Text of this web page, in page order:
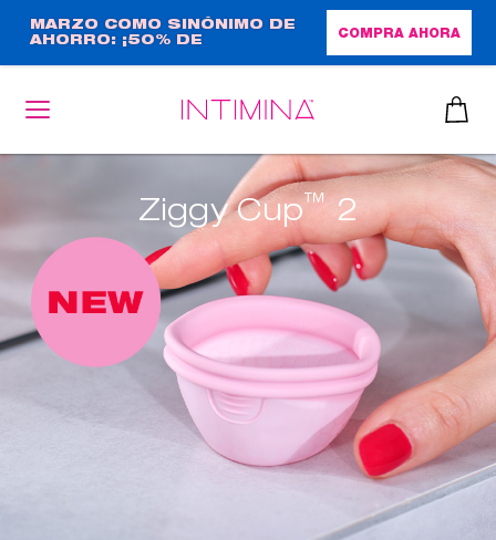
contenido
principal
MARZO COMO SINÓNIMO DE
AHORRO: ¡50% DE
TAMAÑO NORMAL!
COMPRA AHORA
Ziggy Cup™ 2